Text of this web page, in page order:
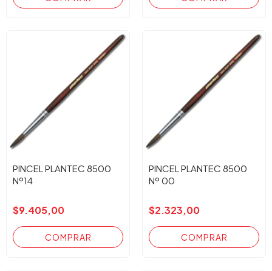
PINCEL PLANTEC 8500
Nº14
$9.405,00
PINCEL PLANTEC 8500
Nº 00
$2.323,00